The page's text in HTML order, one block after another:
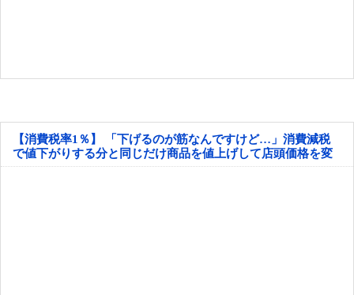
【消費税率1％】 「下げるのが筋なんですけど…」消費減税
で値下がりする分と同じだけ商品を値上げして店頭価格を変
えない店も